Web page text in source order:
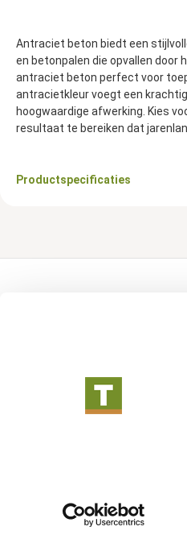
Antraciet beton biedt een
en betonpalen die opvallen
antraciet beton perfect voor
antracietkleur voegt een
hoogwaardige afwerking. Kies
resultaat te bereiken dat
Productspecificaties
Duurzaam ondernemen